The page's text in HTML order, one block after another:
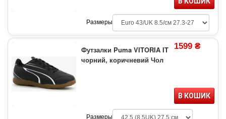
Размеры
Футзалки Puma VITORIA IT
чорний, коричневий Чол
1599 ₴
В КОШИК
Размеры